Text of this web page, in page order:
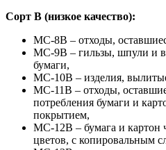
Сорт В (низкое качество):
МС-8В – отходы,
МС-9В – гильзы, шпули и
бумаги,
МС-10В – изделия,
МС-11В – отходы,
потребления бумаги и
покрытием,
МС-12В – бумага и картон
цветов, с копировальным